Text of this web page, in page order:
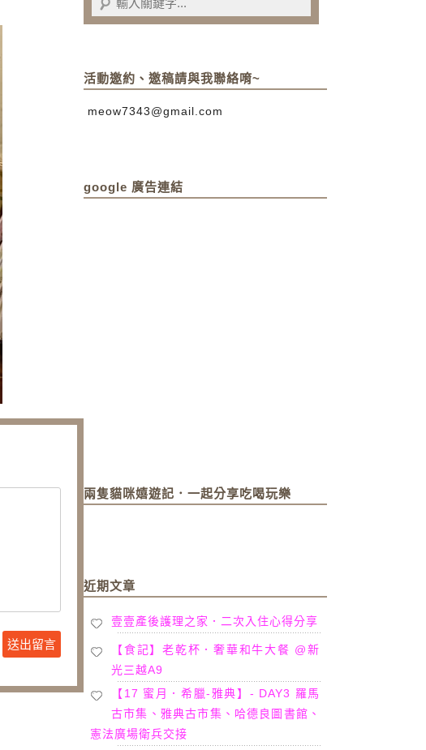
活動邀約、邀稿請與我聯絡唷~
meow7343@gmail.com
google 廣告連結
兩隻貓咪嬉遊記．一起分享吃喝玩樂
近期文章
壹壹產後護理之家．二次入住心得分享
【食記】老乾杯．奢華和牛大餐 @新
光三越A9
【17 蜜月．希臘-雅典】- DAY3 羅馬
古市集、雅典古市集、哈德良圖書館、
憲法廣場衛兵交接